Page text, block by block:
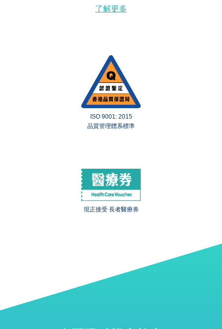
了解更多
ISO 9001: 2015
品質管理體系標準
現正接受 長者醫療券